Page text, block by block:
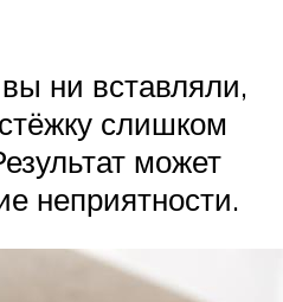
ни вставляли,
слишком
может
неприятности.